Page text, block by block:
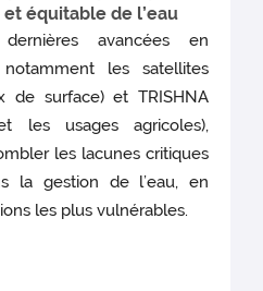
équitable de l’eau
avancées en
notamment les satellites
de surface) et TRISHNA
les usages agricoles),
les lacunes critiques
la gestion de l’eau, en
les plus vulnérables.